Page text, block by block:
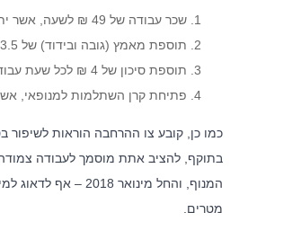
שכר עבודה של 49 ₪ לשעה, אשר יתעדכן בפברואר 2019 ל- 52 ₪ לשעה.
תוספת מאמץ (גובה ובידוד) של 3.5 ₪ לשעת עבודה על מנוף בגובה של 23 מטרים לפחות.
תוספת סיכון של 4 ₪ לכל שעת עבודה על מנוף, למנופאי שיועסק באתר בנייה הממוקם באזור שהוכרז בו כל מצב מיוחד בעורף.
פתיחת קרן השתלמות למנופאי, אשר אליה יבוצעו הפקדות
כמו כן, קובע צו ההרחבה הוראות לשיפור
בתוקף, להציב אתת מוסמך לעבודה
מטרים.